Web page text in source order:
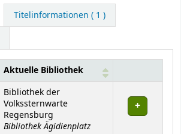
Titelinformationen ( 1 )
Aktuelle Bibliothek
Bibliothek der
Volkssternwarte
Regensburg
Bibliothek Ägidienplatz